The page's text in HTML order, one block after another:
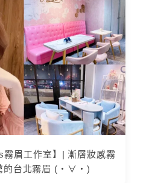
霧眉工作室】| 漸層妝感霧
的台北霧眉 (・∀・)